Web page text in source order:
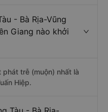
- Bà Rịa-Vũng
Giang nào khởi
trễ (muộn) nhất là
Hiệp.